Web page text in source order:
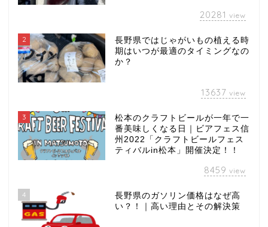
20281 view
2
長野県ではじゃがいもの植える時
期はいつが最適のタイミングなの
か？
13637 view
3
松本のクラフトビールが一年で一
番美味しくなる日｜ビアフェス信
州2022「クラフトビールフェス
ティバルin松本」開催決定！！
8459 view
4
長野県のガソリン価格はなぜ高
い？！｜高い理由とその解決策